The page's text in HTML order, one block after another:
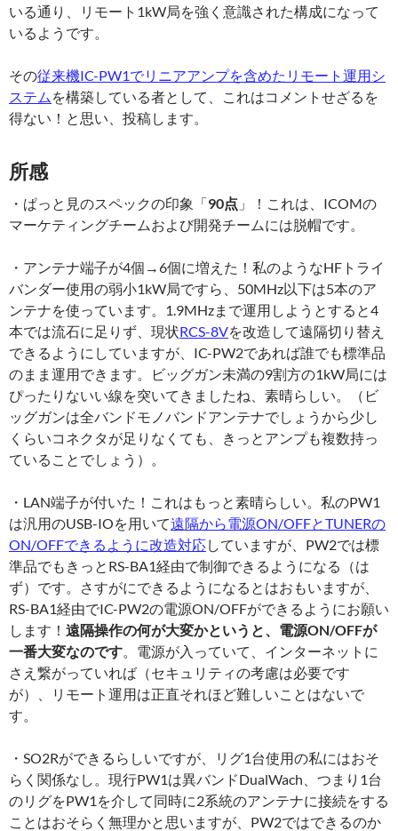
いる通り、リモート1kW局を強く意識された構成になって
いるようです。
その従来機IC-PW1でリニアアンプを含めたリモート運用シ
ステム を構築している者として、これはコメントせざるを
得ない！と思い、投稿します。
所感
・ぱっと見のスペックの印象「90点 」！これは、ICOMの
マーケティングチームおよび開発チームには脱帽です。
・アンテナ端子が4個→6個に増えた！私のようなHFトライ
バンダー使用の弱小1kW局ですら、50MHz以下は5本のア
ンテナを使っています。1.9MHzまで運用しようとすると4
本では流石に足りず、現状RCS-8Vを改造して遠隔切り替え
できるようにしていますが、IC-PW2であれば誰でも標準品
のまま運用できます。ビッグガン未満の9割方の1kW局には
ぴったりないい線を突いてきましたね、素晴らしい。（ビ
ッグガンは全バンドモノバンドアンテナでしょうから少し
くらいコネクタが足りなくても、きっとアンプも複数持っ
ていることでしょう）。
・LAN端子が付いた！これはもっと素晴らしい。私のPW1
は汎用のUSB-IOを用いて遠隔から電源ON/OFFとTUNERの
ON/OFFできるように改造対応していますが、PW2では標
準品でもきっとRS-BA1経由で制御できるようになる（は
ず）です。さすがにできるようになるとはおもいますが、
RS-BA1経由でIC-PW2の電源ON/OFFができるようにお願い
します！ 遠隔操作の何が大変かというと、電源ON/OFFが
一番大変なのです。電源が入っていて、インターネットに
さえ繋がっていれば（セキュリティの考慮は必要です
が）、リモート運用は正直それほど難しいことはないで
す。
・SO2Rができるらしいですが、リグ1台使用の私にはおそ
らく関係なし。現行PW1は異バンドDualWach、つまり1台
のリグをPW1を介して同時に2系統のアンテナに接続をする
ことはおそらく無理かと思いますが、PW2ではできるのか